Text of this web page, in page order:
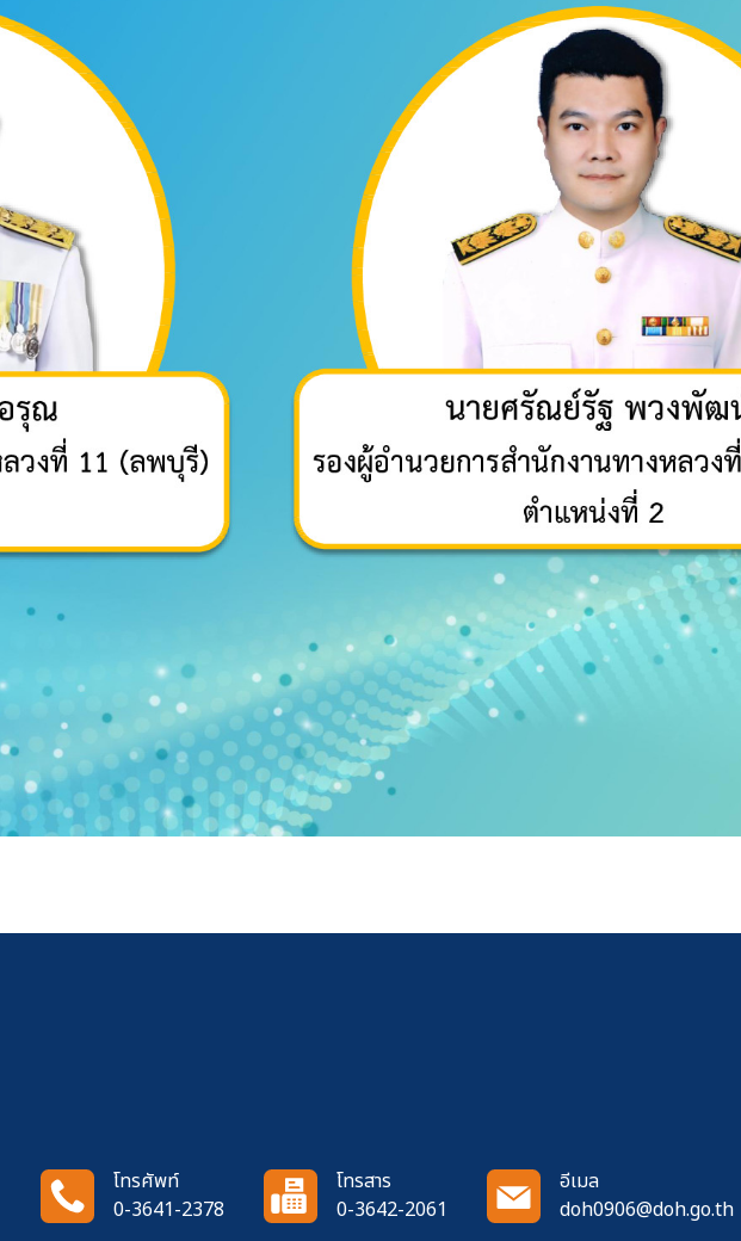
โทรศัพท์
0-3641-2378
โทรสาร
0-3642-2061
อีเมล
doh0906@doh.go.th